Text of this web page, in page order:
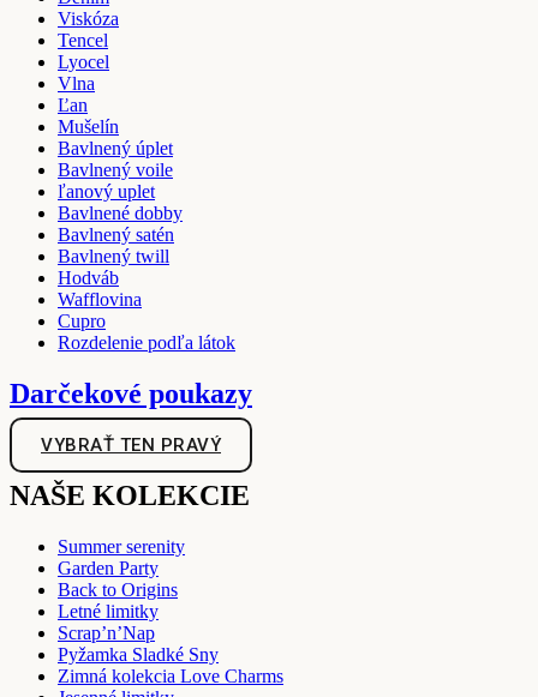
Viskóza
Tencel
Lyocel
Vlna
Ľan
Mušelín
Bavlnený úplet
Bavlnený voile
ľanový uplet
Bavlnené dobby
Bavlnený satén
Bavlnený twill
Hodváb
Wafflovina
Cupro
Rozdelenie podľa látok
Darčekové poukazy
VYBRAŤ TEN PRAVÝ
NAŠE KOLEKCIE
Summer serenity
Garden Party
Back to Origins
Letné limitky
Scrap’n’Nap
Pyžamka Sladké Sny
Zimná kolekcia Love Charms